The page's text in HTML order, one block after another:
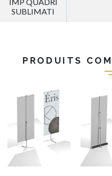
SUBLIMATI
PRODUITS